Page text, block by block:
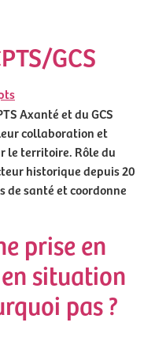
GCS
Axanté et du GCS
collaboration et
le territoire. Rôle du
historique depuis 20
santé et coordonne
prise en
situation
pas ?